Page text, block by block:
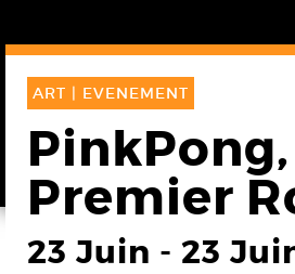
ART | EVENEMENT
PinkPong,
Premier
23 Juin - 23